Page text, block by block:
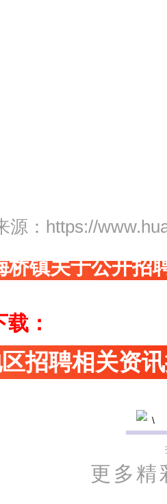
源： https://
桥镇关于公开招
：
招聘相关资
更多精